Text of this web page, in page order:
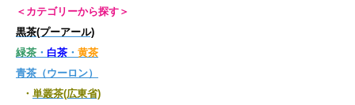
＜カテゴリーから探す＞
黒茶(プーアール)
緑茶 ・ 白茶 ・ 黄茶
青茶（ウーロン）
・ 単叢茶(広東省)